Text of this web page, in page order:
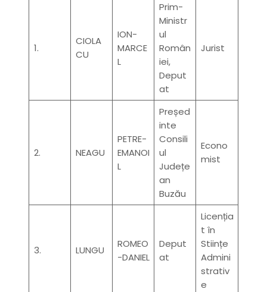
1.
CIOLA
CU
ION-
MARCE
L
Prim-
Ministr
ul
Român
iei,
Deput
at
Jurist
2. NEAGU
PETRE-
EMANOI
L
Președ
inte
Consili
ul
Județe
an
Buzău
Econo
mist
3. LUNGU
ROMEO
-DANIEL
Deput
at
Licenția
t în
Stiințe
Admini
strativ
e